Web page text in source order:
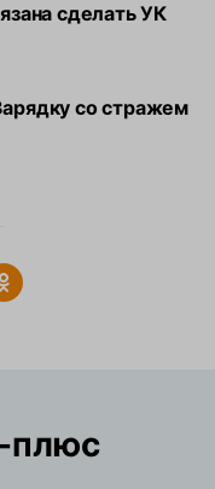
сделать УК
со стражем
плюс